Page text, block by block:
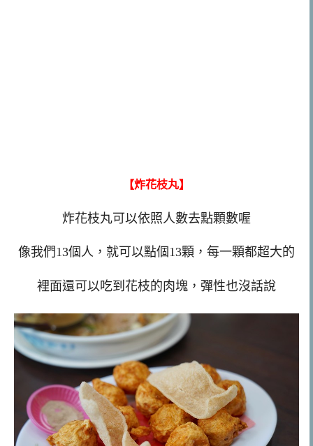
【炸花枝丸】
炸花枝丸可以依照人數去點顆數喔
像我們13個人，就可以點個13顆，每一顆都超大的
裡面還可以吃到花枝的肉塊，彈性也沒話說